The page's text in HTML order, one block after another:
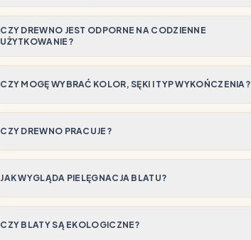
CZY DREWNO JEST ODPORNE NA CODZIENNE
UŻYTKOWANIE?
CZY MOGĘ WYBRAĆ KOLOR, SĘKI I TYP WYKOŃCZENIA?
CZY DREWNO PRACUJE?
JAK WYGLĄDA PIELĘGNACJA BLATU?
CZY BLATY SĄ EKOLOGICZNE?